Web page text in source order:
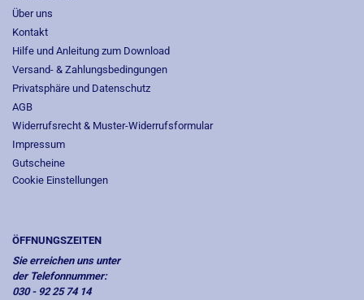
Über uns
Kontakt
Hilfe und Anleitung zum Download
Versand- & Zahlungsbedingungen
Privatsphäre und Datenschutz
AGB
Widerrufsrecht & Muster-Widerrufsformular
Impressum
Gutscheine
Cookie Einstellungen
ÖFFNUNGSZEITEN
Sie erreichen uns unter
der Telefonnummer:
030 - 92 25 74 14